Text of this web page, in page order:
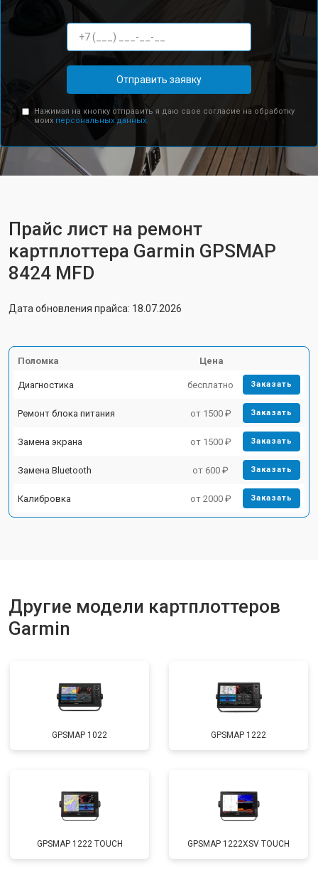
Отправить заявку
Нажимая на кнопку отправить я даю свое согласие на обработку
моих персональных данных.
Прайс лист на ремонт
картплоттера Garmin GPSMAP
8424 MFD
Дата обновления прайса: 18.07.2026
Поломка Цена
Диагностика бесплатно Заказать
Ремонт блока питания от 1500 ₽ Заказать
Замена экрана от 1500 ₽ Заказать
Замена Bluetooth от 600 ₽ Заказать
Калибровка от 2000 ₽ Заказать
Другие модели картплоттеров
Garmin
GPSMAP 1022 GPSMAP 1222
GPSMAP 1222 TOUCH GPSMAP 1222XSV TOUCH